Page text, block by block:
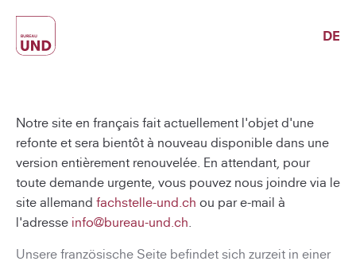
DE
Notre site en français fait actuellement l'objet d'une
refonte et sera bientôt à nouveau disponible dans une
version entièrement renouvelée. En attendant, pour
toute demande urgente, vous pouvez nous joindre via le
site allemand fachstelle-und.ch ou par e-mail à
l'adresse info@bureau-und.ch.
Unsere französische Seite befindet sich zurzeit in einer